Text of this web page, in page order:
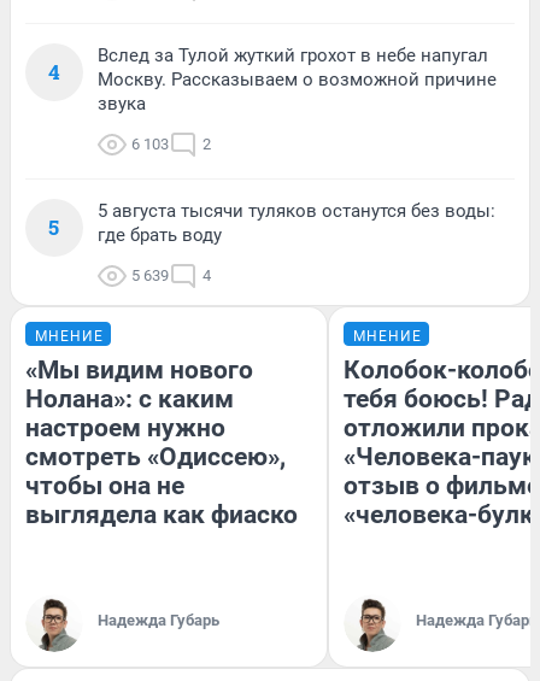
4
Вслед за Тулой жуткий грохот в небе напугал
Москву. Рассказываем о возможной причине
звука
6 103 2
5
5 августа тысячи туляков останутся без воды:
где брать воду
5 639 4
МНЕНИЕ
«Мы видим нового
Нолана»: с каким
настроем нужно
смотреть «Одиссею»,
чтобы она не
выглядела как фиаско
Надежда Губарь
МНЕНИЕ
Колобок-
тебя боюсь!
отложили
«Человека-
отзыв о
«человека-
Надежда Губарь